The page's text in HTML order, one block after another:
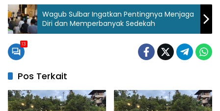
Wagub Sulbar Ingatkan Pentingnya Menjaga
Diri dan Memperbanyak Sedekah
13
Pos Terkait